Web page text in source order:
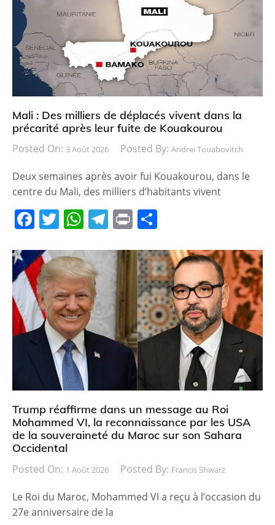
Mali : Des milliers de déplacés vivent dans la
précarité après leur fuite de Kouakourou
Posted On: 3 Août 2026 Posted By: Andreï Touabovitch
Deux semaines après avoir fui Kouakourou, dans le
centre du Mali, des milliers d’habitants vivent
F
c
e
b
o
o
T
itt
er
W
at
s
A
p
p
T
e
gr
a
m
Pr
t ta
g
er
Trump réaffirme dans un message au Roi
Mohammed VI, la reconnaissance par les USA
de la souveraineté du Maroc sur son Sahara
Occidental
Posted On: 1 Août 2026 Posted By: Francis Shwarz
Le Roi du Maroc, Mohammed VI a reçu à l’occasion du
27e anniversaire de la